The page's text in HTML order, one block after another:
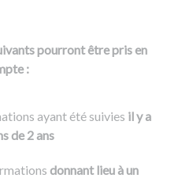
pourront être pris en
:
ayant été suivies il y a
de 2 ans
donnant lieu à un